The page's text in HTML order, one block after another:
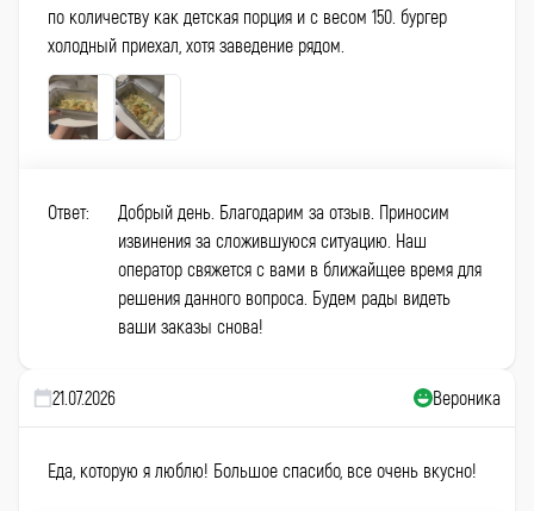
по количеству как детская порция и с весом 150. бургер
холодный приехал, хотя заведение рядом.
Ответ:
Добрый день. Благодарим за отзыв. Приносим
извинения за сложившуюся ситуацию. Наш
оператор свяжется с вами в ближайщее время для
решения данного вопроса. Будем рады видеть
ваши заказы снова!
21.07.2026 Вероника
Еда, которую я люблю! Большое спасибо, все очень вкусно!